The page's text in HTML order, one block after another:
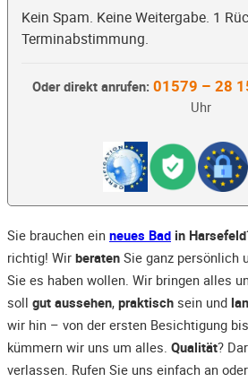
Kein Spam. Keine Weitergabe. 1
Terminabstimmung.
Oder direkt anrufen: 01579 – 28
Uhr
Sie brauchen ein neues Bad in Harsefeld
richtig! Wir beraten Sie ganz persönlich
Sie es haben wollen. Wir bringen alles
soll gut aussehen, praktisch sein und
wir hin – von der ersten Besichtigung
kümmern wir uns um alles. Qualität?
verlassen. Rufen Sie uns einfach an